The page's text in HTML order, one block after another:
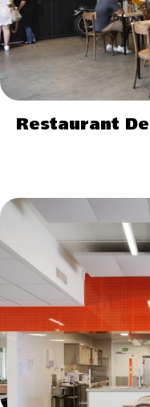
Restaurant